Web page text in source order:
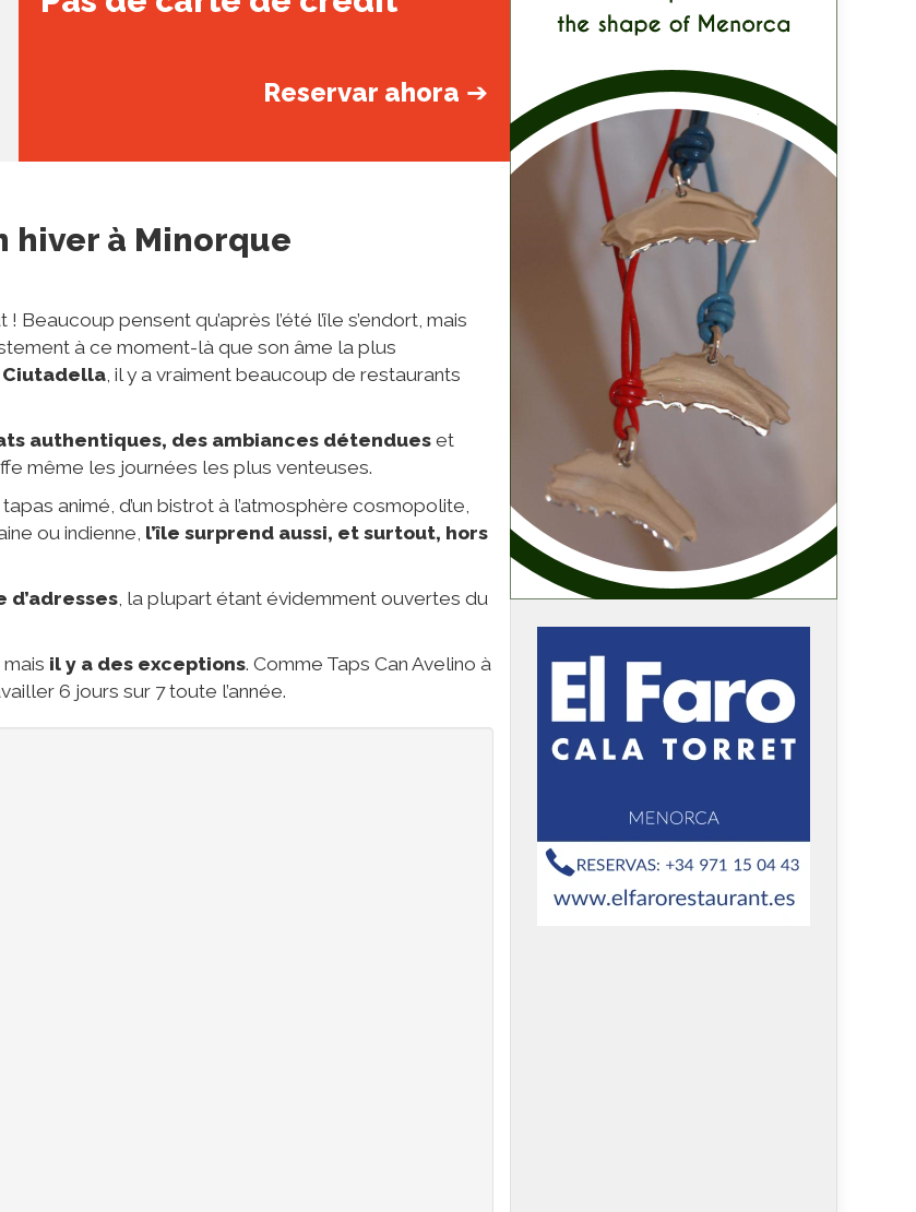
Reservar ahora ➔
hiver à Minorque
! Beaucoup pensent qu’après l’été l’île s’endort, mais
à ce moment-là que son âme la plus
Ciutadella, il y a vraiment beaucoup de restaurants
authentiques, des ambiances détendueset
même les journées les plus venteuses.
animé, d’un bistrot à l’atmosphère cosmopolite,
ou indienne, l’île surprend aussi, et surtout, hors
d’adresses, la plupart étant évidemment ouvertes du
il y a des exceptions. Comme Taps Can Avelino à
6 jours sur 7 toute l’année.